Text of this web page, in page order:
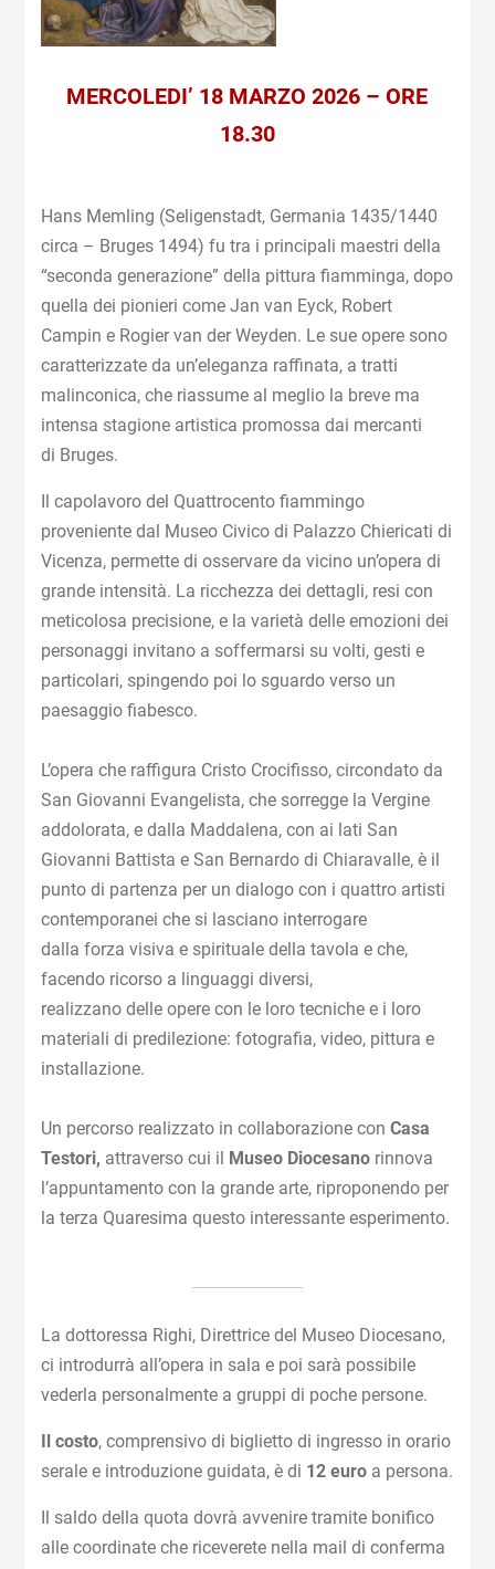
MERCOLEDI’ 18 MARZO 2026 – ORE
18.30
Hans Memling (Seligenstadt, Germania 1435/1440
circa – Bruges 1494) fu tra i principali maestri della
“seconda generazione” della pittura fiamminga, dopo
quella dei pionieri come Jan van Eyck, Robert
Campin e Rogier van der Weyden. Le sue opere sono
caratterizzate da un’eleganza raffinata, a tratti
malinconica, che riassume al meglio la breve ma
intensa stagione artistica promossa dai mercanti
di Bruges.
Il capolavoro del Quattrocento fiammingo
proveniente dal Museo Civico di Palazzo Chiericati di
Vicenza, permette di osservare da vicino un’opera di
grande intensità. La ricchezza dei dettagli, resi con
meticolosa precisione, e la varietà delle emozioni dei
personaggi invitano a soffermarsi su volti, gesti e
particolari, spingendo poi lo sguardo verso un
paesaggio fiabesco.
L’opera che raffigura Cristo Crocifisso, circondato da
San Giovanni Evangelista, che sorregge la Vergine
addolorata, e dalla Maddalena, con ai lati San
Giovanni Battista e San Bernardo di Chiaravalle, è il
punto di partenza per un dialogo con i quattro artisti
contemporanei che si lasciano interrogare
dalla forza visiva e spirituale della tavola e che,
facendo ricorso a linguaggi diversi,
realizzano delle opere con le loro tecniche e i loro
materiali di predilezione: fotografia, video, pittura e
installazione.
Un percorso realizzato in collaborazione con Casa
Testori, attraverso cui il Museo Diocesanorinnova
l’appuntamento con la grande arte, riproponendo per
la terza Quaresima questo interessante esperimento.
La dottoressa Righi, Direttrice del Museo Diocesano,
ci introdurrà all’opera in sala e poi sarà possibile
vederla personalmente a gruppi di poche persone.
Il costo, comprensivo di biglietto di ingresso in orario
serale e introduzione guidata, è di 12 euro a persona.
Il saldo della quota dovrà avvenire tramite bonifico
alle coordinate che riceverete nella mail di conferma